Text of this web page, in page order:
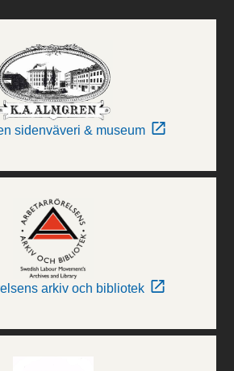
sidenväveri & museum
arkiv och bibliotek